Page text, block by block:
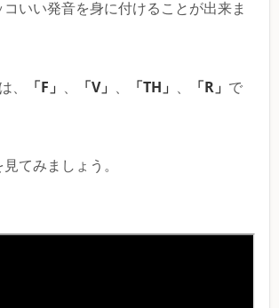
コいい発音を身に付けることが出来ま
、 「F」 「V」 「TH」 「R」 で
てみましょう。